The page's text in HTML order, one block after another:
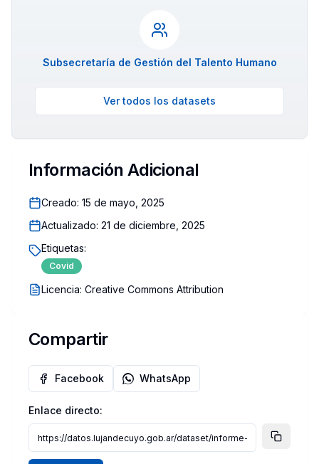
Subsecretaría de Gestión del Talento Humano
Ver todos los datasets
Información Adicional
Creado: 15 de mayo, 2025
Actualizado: 21 de diciembre, 2025
Etiquetas:
Covid
Licencia: Creative Commons Attribution
Compartir
Facebook WhatsApp
Enlace directo: